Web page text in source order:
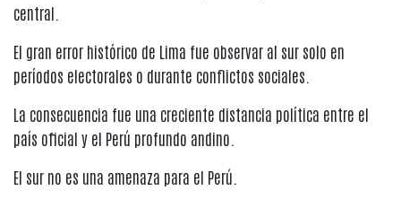
central.
El gran error histórico de Lima fue observar al sur solo en
períodos electorales o durante conflictos sociales.
La consecuencia fue una creciente distancia política entre el
país oficial y el Perú profundo andino.
El sur no es una amenaza para el Perú.